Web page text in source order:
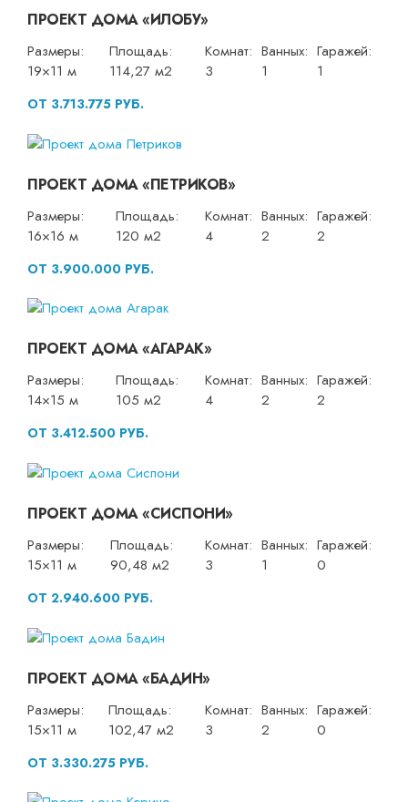
ПРОЕКТ ДОМА «ИЛОБУ»
Размеры:
19×11 м
Площадь:
114,27 м2
Комнат:
3
Ванных:
1
Гаражей:
1
ОТ 3.713.775 РУБ.
ПРОЕКТ ДОМА «ПЕТРИКОВ»
Размеры:
16×16 м
Площадь:
120 м2
Комнат:
4
Ванных:
2
Гаражей:
2
ОТ 3.900.000 РУБ.
ПРОЕКТ ДОМА «АГАРАК»
Размеры:
14×15 м
Площадь:
105 м2
Комнат:
4
Ванных:
2
Гаражей:
2
ОТ 3.412.500 РУБ.
ПРОЕКТ ДОМА «СИСПОНИ»
Размеры:
15×11 м
Площадь:
90,48 м2
Комнат:
3
Ванных:
1
Гаражей:
0
ОТ 2.940.600 РУБ.
ПРОЕКТ ДОМА «БАДИН»
Размеры:
15×11 м
Площадь:
102,47 м2
Комнат:
3
Ванных:
2
Гаражей:
0
ОТ 3.330.275 РУБ.